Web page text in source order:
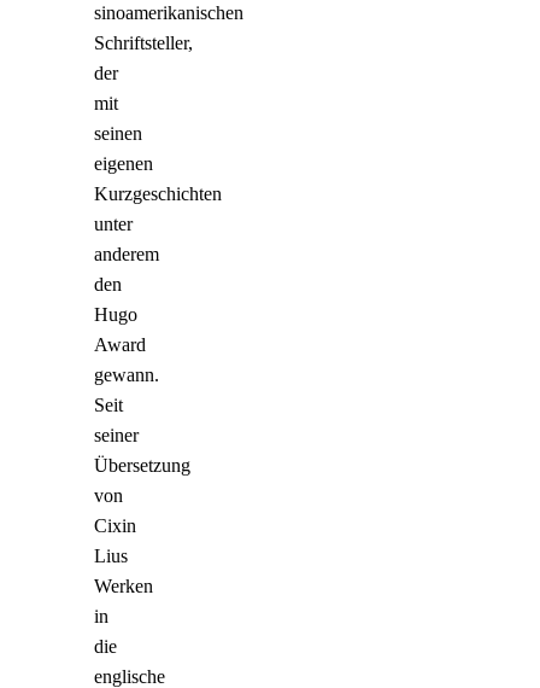
sinoamerikanischen
Schriftsteller,
der
mit
seinen
eigenen
Kurzgeschichten
unter
anderem
den
Hugo
Award
gewann.
Seit
seiner
Übersetzung
von
Cixin
Lius
Werken
in
die
englische